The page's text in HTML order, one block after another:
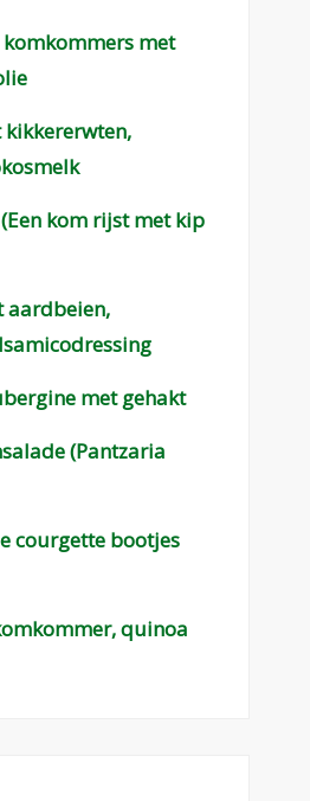
komkommers met
kom rijst met kip
aardbeien,
met gehakt
(Pantzaria
courgette bootjes
quinoa